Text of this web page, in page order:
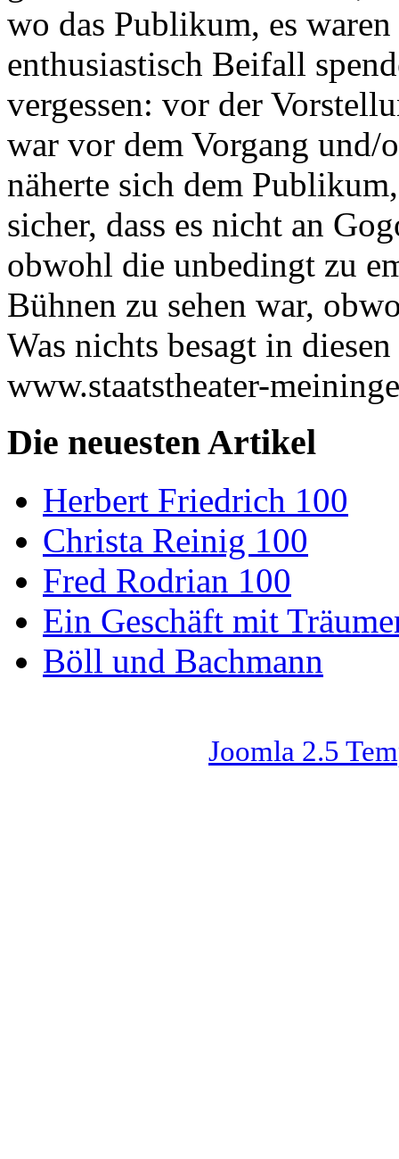
wo das Publikum, es
enthusiastisch Beifall
vergessen: vor der
war vor dem Vorgang und/
näherte sich dem
sicher, dass es nicht an
obwohl die unbedingt zu
Bühnen zu sehen war,
Was nichts besagt in
www.staatstheater-
Die neuesten Artikel
Herbert Friedrich 100
Christa Reinig 100
Fred Rodrian 100
Ein Geschäft mit
Böll und Bachmann
Joomla 2.5